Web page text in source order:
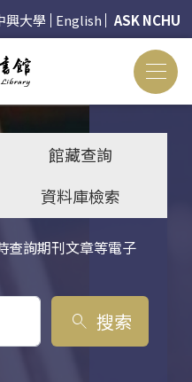
興大學 English ASK NCHU
館藏查詢
資料庫檢索
查詢期刊文章等電子
search 搜索